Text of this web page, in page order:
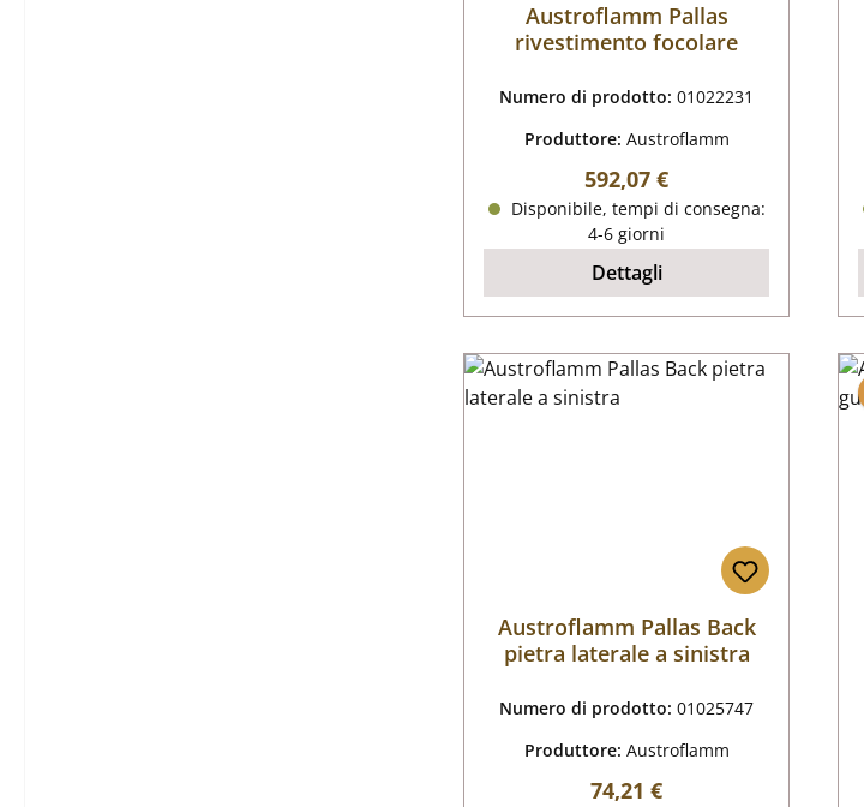
Austroflamm Pallas
rivestimento focolare
Numero di prodotto:01022231
Produttore: Austroflamm
Prezzo normale:
592,07 €
Disponibile, tempi di consegna:
4-6 giorni
Dettagli
Austroflamm Pallas Back
pietra laterale a sinistra
Numero di prodotto:01025747
Produttore: Austroflamm
Prezzo normale:
74,21 €